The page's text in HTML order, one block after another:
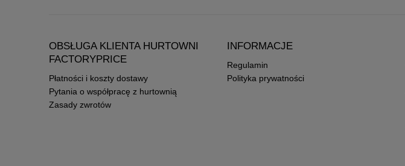
OBSŁUGA KLIENTA HURTOWNI
FACTORYPRICE
Płatności i koszty dostawy
Pytania o współpracę z hurtownią
Zasady zwrotów
INFORMACJE
Regulamin
Polityka prywatności